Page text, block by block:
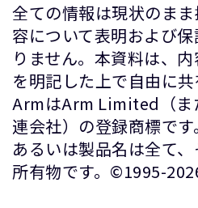
全ての情報は現状のま
容について表明および
りません。本資料は、
を明記した上で自由に共
ArmはArm Limited（ま
連会社）の登録商標で
あるいは製品名は全て
所有物です。©1995-